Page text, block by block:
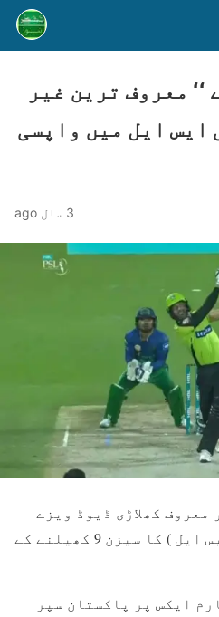
‘‘ معروف ترین غیر
ایس ایل میں واپسی
3 سال ago
کھلاڑی ڈیوڈ ویزے
پاکستان سپر لیگ ( پی ایس ایل ) کا سیزن 9 کھیلنے کے
ایکس پر پاکستان سپر